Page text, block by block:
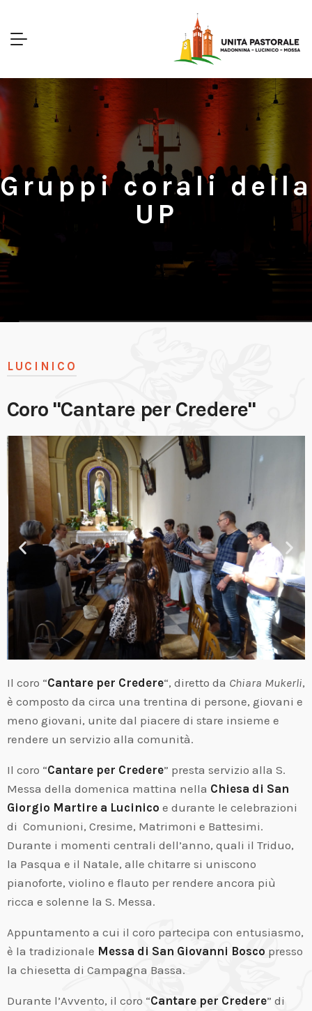
Gruppi corali della
UP
LUCINICO
Coro "Cantare per Credere"
Il coro “Cantare per Credere“, diretto da Chiara Mukerli,
è composto da circa una trentina di persone, giovani e
meno giovani, unite dal piacere di stare insieme e
rendere un servizio alla comunità.
Il coro “Cantare per Credere” presta servizio alla S.
Messa della domenica mattina nella Chiesa di San
Giorgio Martire a Lucinico e durante le celebrazioni
di Comunioni, Cresime, Matrimoni e Battesimi.
Durante i momenti centrali dell’anno, quali il Triduo,
la Pasqua e il Natale, alle chitarre si uniscono
pianoforte, violino e flauto per rendere ancora più
ricca e solenne la S. Messa.
Appuntamento a cui il coro partecipa con entusiasmo,
è la tradizionale Messa di San Giovanni Bosco presso
la chiesetta di Campagna Bassa.
Durante l’Avvento, il coro “Cantare per Credere” di